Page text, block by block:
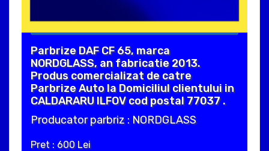
Parbrize DAF CF 65, marca
NORDGLASS, an fabricatie 2013.
Produs comercializat de catre
Parbrize Auto la Domiciliul clientului in
CALDARARU ILFOV cod postal 77037 .
Producator parbriz : NORDGLASS
Pret : 600 Lei